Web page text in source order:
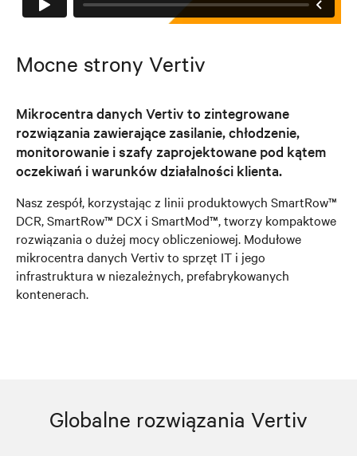
Mocne strony Vertiv
Mikrocentra danych Vertiv to zintegrowane
rozwiązania zawierające zasilanie, chłodzenie,
monitorowanie i szafy zaprojektowane pod kątem
oczekiwań i warunków działalności klienta.
Nasz zespół, korzystając z linii produktowych SmartRow™
DCR, SmartRow™ DCX i SmartMod™, tworzy kompaktowe
rozwiązania o dużej mocy obliczeniowej. Modułowe
mikrocentra danych Vertiv to sprzęt IT i jego
infrastruktura w niezależnych, prefabrykowanych
kontenerach.
Globalne rozwiązania Vertiv